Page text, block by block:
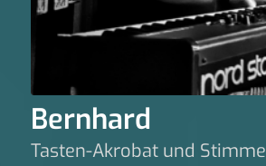
Bernhard
Tasten-Akrobat und Stimme